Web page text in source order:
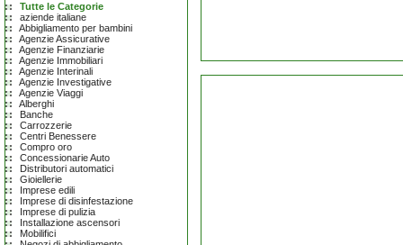
Tutte le Categorie
aziende italiane
Abbigliamento per bambini
Agenzie Assicurative
Agenzie Finanziarie
Agenzie Immobiliari
Agenzie Interinali
Agenzie Investigative
Agenzie Viaggi
Alberghi
Banche
Carrozzerie
Centri Benessere
Compro oro
Concessionarie Auto
Distributori automatici
Gioiellerie
Imprese edili
Imprese di disinfestazione
Imprese di pulizia
Installazione ascensori
Mobilifici